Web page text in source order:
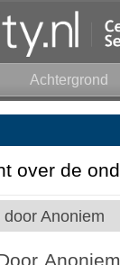
Achtergrond
over de
door Anoniem